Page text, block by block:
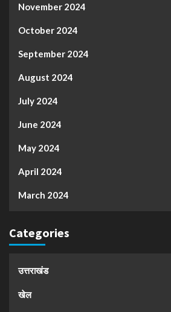
November 2024
October 2024
September 2024
August 2024
July 2024
June 2024
May 2024
April 2024
March 2024
Categories
उत्तराखंड
खेल